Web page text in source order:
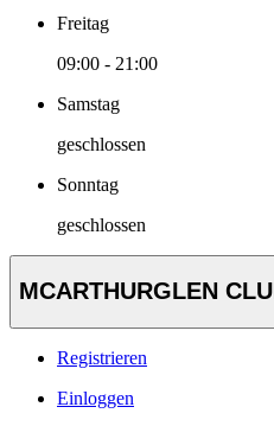
Freitag
09:00 - 21:00
Samstag
geschlossen
Sonntag
geschlossen
MCARTHURGLEN
Registrieren
Einloggen